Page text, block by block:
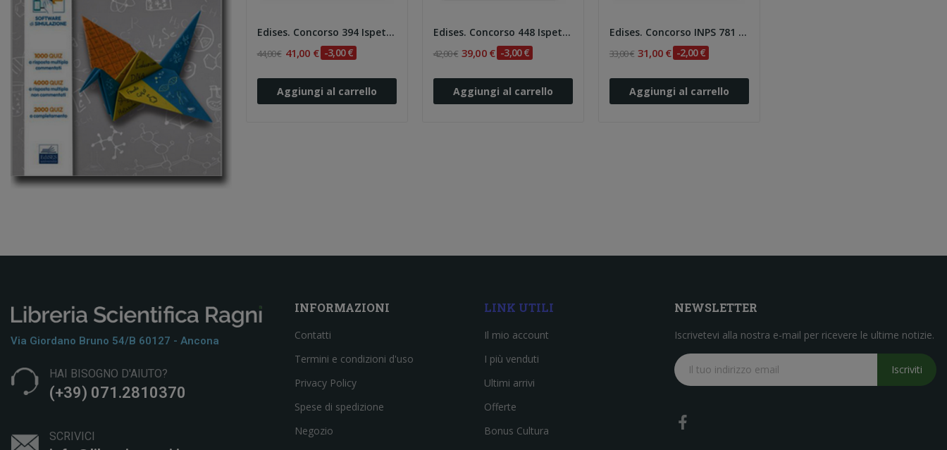
Edises. Concorso 394 Ispettori di Vigilanza...
44,00 € 41,00 € -3,00 €
Aggiungi al carrello
Edises. Concorso 448 Ispettori di Vigilanza...
42,00 € 39,00 € -3,00 €
Aggiungi al carrello
Edises. Concorso INPS 781 Specialisti aree...
33,00 € 31,00 € -2,00 €
Aggiungi al carrello
Via Giordano Bruno 54/b 60127 - Ancona
HAI BISOGNO D'AIUTO?
(+39) 071.2810370
SCRIVICI
INFORMAZIONI
Contatti
Termini e condizioni d'uso
Privacy Policy
Spese di spedizione
Negozio
LINK UTILI
Il mio account
I più venduti
Ultimi arrivi
Offerte
Bonus Cultura
NEWSLETTER
Iscrivetevi alla nostra e-mail per ricevere le ultime notizie.
Iscriviti